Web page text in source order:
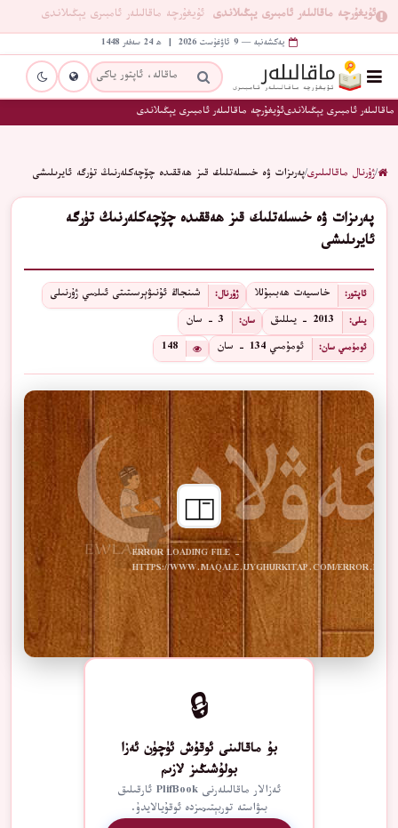
ئۇيغۇرچە ماقالىلەر ئامبىرى يېڭىلاندى ئۇيغۇرچە ماقالىلەر ئامبىرى يېڭىلاندى
يەكشەنبە — 9 ئاۋغۇست 2026 | ھ 24 سەفەر 1448
ئامبىرى يېڭىلاندىئۇيغۇرچە ماقالىلەر ئامبىرى يېڭىلاندى
/ژۇرنال ماقالىلىرى/پەرىزات ۋە خىسلەتلىك قىز ھەققىدە چۆچەكلەرنىڭ تۈرگە ئايرىلىشى
پەرىزات ۋە خىسلەتلىك قىز ھەققىدە چۆچەكلەرنىڭ تۈرگە
ئايرىلىشى
ئاپتور: خاسىيەت ھەبىبۇللا ژۇرنال: شىنجاڭ ئۇنىۋېرسىتىتى ئىلمىي ژۇرنىلى
يىلى: 2013 - يىللىق سان: 3 - سان
ئومۇمىي سان: ئومۇمىي 134 - سان 148
ERROR LOADING FILE -
HTTPS://WWW.MAQALE.UYGHURKITAP.COM/ERROR.PDF
🔒
بۇ ماقالىنى ئوقۇش ئۈچۈن ئەزا
بولۇشىڭىز لازىم
ئەزالار ماقالىلەرنى PlifBook ئارقىلىق
بىۋاستە توربېتىمىزدە ئوقۇيالايدۇ.